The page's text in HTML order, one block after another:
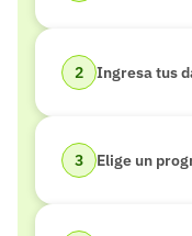
Ingresa tus
Elige un